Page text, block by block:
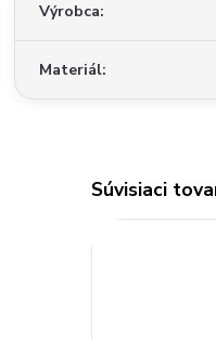
Výrobca
Materiál
Súvisiaci